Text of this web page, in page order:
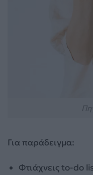
Για παράδειγμα:
Φτιάχνεις to-do